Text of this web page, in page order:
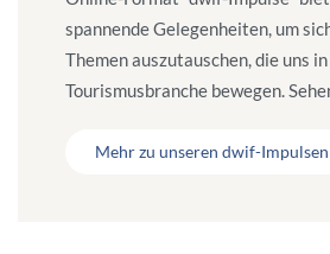
spannende Gelegenheiten, um
Themen auszutauschen, die uns
Tourismusbranche bewegen.
Mehr zu unseren dwif-Impulsen